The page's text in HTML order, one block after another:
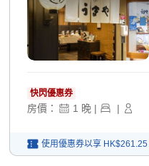
快閃優惠券
房價： 1 晚 | |
使用優惠券以享 HK$261.25